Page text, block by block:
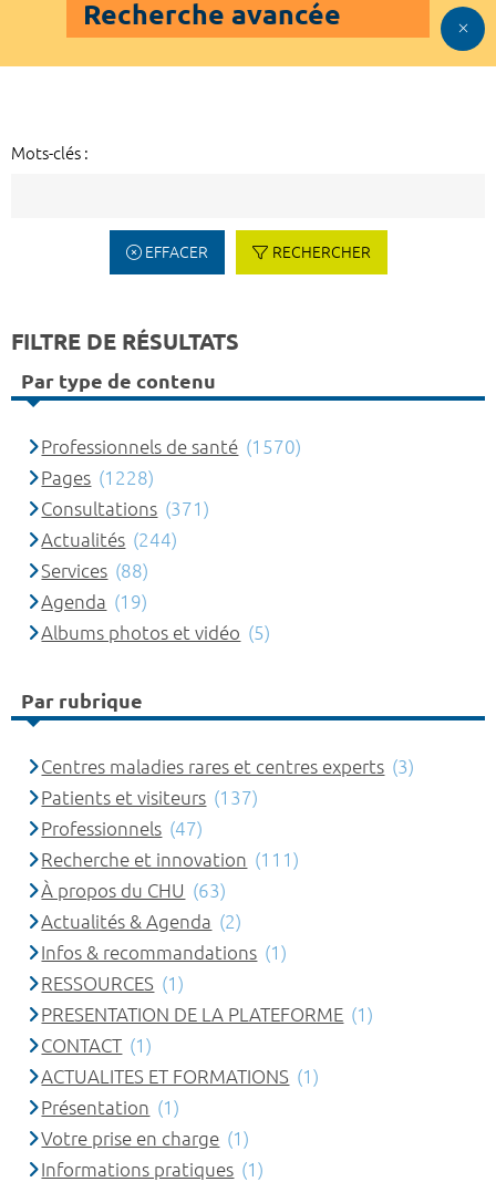
Recherche avancée
Mots-clés :
EFFACER RECHERCHER
FILTRE DE RÉSULTATS
Par type de contenu
Professionnels de santé (1570)
Pages (1228)
Consultations (371)
Actualités (244)
Services (88)
Agenda (19)
Albums photos et vidéo (5)
Par rubrique
Centres maladies rares et centres experts (3)
Patients et visiteurs (137)
Professionnels (47)
Recherche et innovation (111)
À propos du CHU (63)
Actualités & Agenda (2)
Infos & recommandations (1)
RESSOURCES (1)
PRESENTATION DE LA PLATEFORME (1)
CONTACT (1)
ACTUALITES ET FORMATIONS (1)
Présentation (1)
Votre prise en charge (1)
Informations pratiques (1)